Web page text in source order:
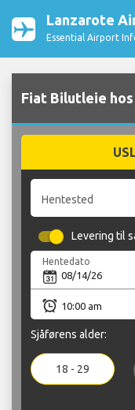
Lanzarote
Essential Airport
Fiat Bilutleie
Hentested
Levering til
Hentedato
Sjåførens alder:
18 - 29